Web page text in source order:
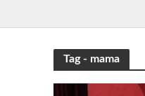
Tag - mama